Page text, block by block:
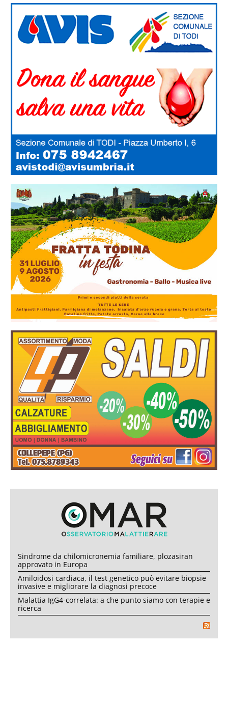
Sindrome da chilomicronemia familiare, plozasiran
approvato in Europa
Amiloidosi cardiaca, il test genetico può evitare biopsie
invasive e migliorare la diagnosi precoce
Malattia IgG4-correlata: a che punto siamo con terapie e
ricerca